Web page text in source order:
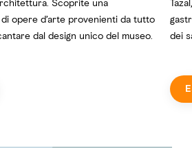
Scoprite una
opere d’arte provenienti da tutto
dal design unico del museo.
dei